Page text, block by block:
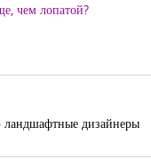
чем лопатой?
ландшафтные дизайнеры